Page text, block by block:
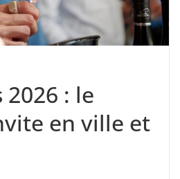
: le
en ville et